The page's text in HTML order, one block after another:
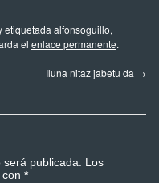
etiquetada alfonsoguillo,
el enlace permanente.
Iluna nitaz jabetu da →
publicada.
Los
*